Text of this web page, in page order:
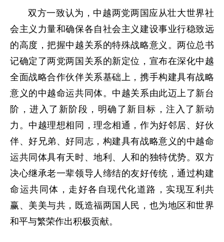
双方一致认为，中越两党两国应从壮大世界社
会主义力量和确保各自社会主义建设事业行稳致远
的高度，把握中越关系的特殊战略意义。两位总书
记确定了两党两国关系的新定位，宣布在深化中越
全面战略合作伙伴关系基础上，携手构建具有战略
意义的中越命运共同体。中越关系由此迈上了新台
阶，进入了新阶段，明确了新目标，注入了新动
力。中越理想相同，理念相通，作为好邻居、好伙
伴、好兄弟、好同志，构建具有战略意义的中越命
运共同体具有天时、地利、人和的独特优势。双方
决心继承老一辈领导人缔结的友好传统，通过构建
命运共同体，走好各自现代化道路，实现互利共
赢、美美与共，既造福两国人民，也为地区和世界
和平与繁荣作出积极贡献。